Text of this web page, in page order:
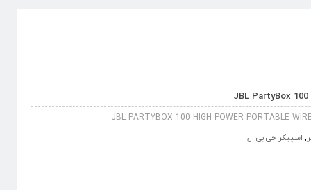
JBL PARTYBOX 100 HIGH POWER PORTABLE
, اسپیکر جی بی ال